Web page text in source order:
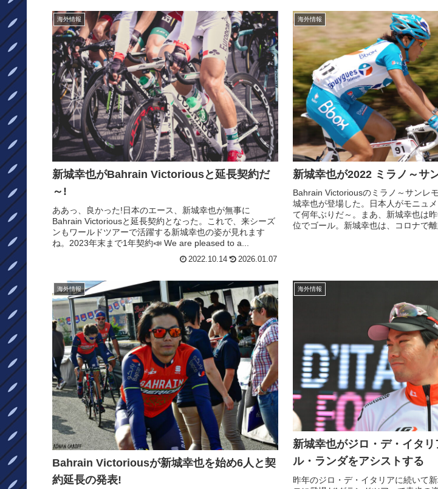
海外情報
新城幸也がBahrain Victoriousと延長契約だ
～!
ああっ、良かった!日本のエース、新城幸也が無事に
Bahrain Victoriousと延長契約となった。これで、来シーズ
ンもワールドツアーで活躍する新城幸也の姿が見れます
ね。2023年末まで1年契約📣 We are pleased to a...
2022.10.14 2026.01.07
海外情報
新城幸也が2022 ミラノ～サ
Bahrain Victoriousのミラノ～サンレ
城幸也が登場した。日本人がモニュ
て何年ぶりだ～。まあ、新城幸也は
位でゴール。新城幸也は、コロナで離
海外情報
Bahrain Victoriousが新城幸也を始め6人と契
約延長の発表!
海外情報
新城幸也がジロ・デ・イタリア
ル・ランダをアシストする
昨年のジロ・デ・イタリアに続いて